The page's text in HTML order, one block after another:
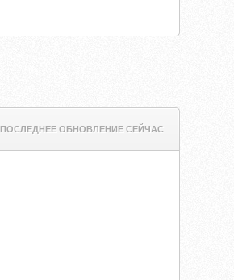
ПОСЛЕДНЕЕ ОБНОВЛЕНИЕ СЕЙЧАС